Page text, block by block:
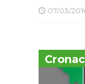
07/03/2016